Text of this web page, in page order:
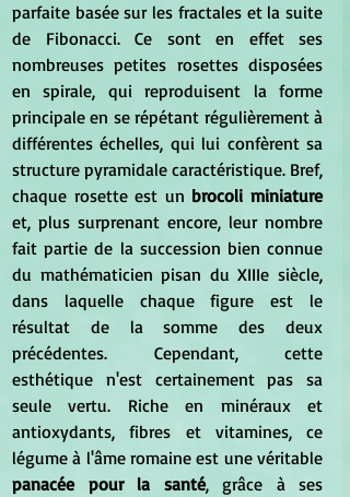
parfaite basée sur les fractales et la suite
de Fibonacci. Ce sont en effet ses
nombreuses petites rosettes disposées
en spirale, qui reproduisent la forme
principale en se répétant régulièrement à
différentes échelles, qui lui confèrent sa
structure pyramidale caractéristique. Bref,
chaque rosette est un
brocoli miniature
et, plus surprenant encore, leur nombre
fait partie de la succession bien connue
du mathématicien pisan du XIIIe siècle,
dans laquelle chaque figure est le
résultat de la somme des deux
précédentes. Cependant, cette
esthétique n'est certainement pas sa
seule vertu. Riche en minéraux et
antioxydants, fibres et vitamines, ce
panacée pour la santé, grâce à ses